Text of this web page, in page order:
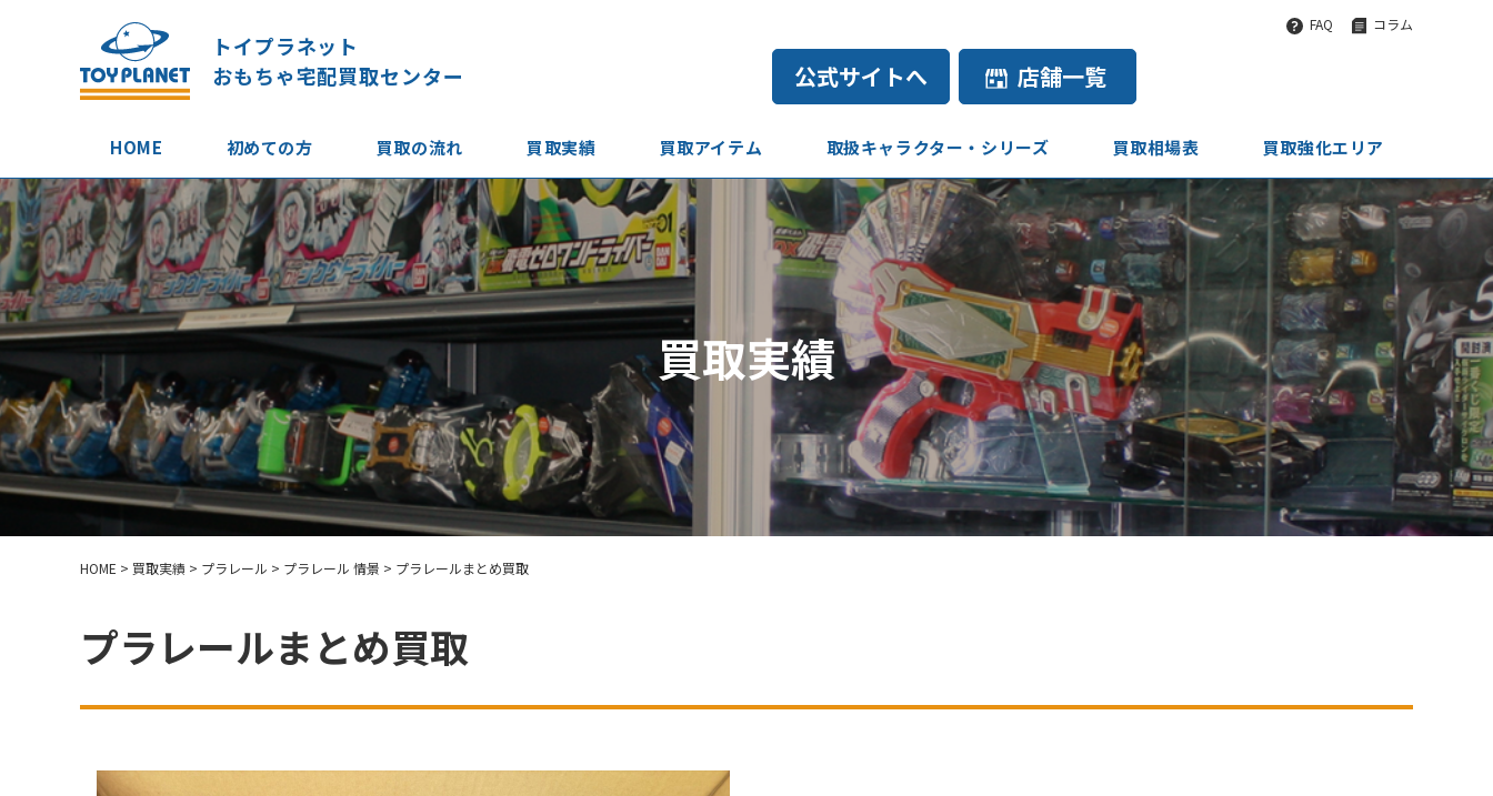
トイプラネット
おもちゃ宅配買取センター
FAQ コラム
公式サイトへ 店舗一覧
HOME 初めての方 買取の流れ 買取実績 買取アイテム 取扱キャラクター・シリーズ 買取相場表 買取強化エリア
買取実績
HOME > 買取実績 > プラレール > プラレール 情景 > プラレールまとめ買取
プラレールまとめ買取